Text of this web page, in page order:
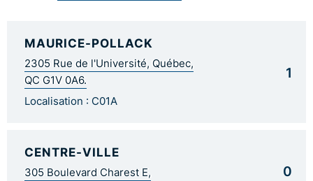
MAURICE-POLLACK
2305 Rue de l'Université, Québec,
QC G1V 0A6.
Localisation : C01A
1
CENTRE-VILLE
305 Boulevard Charest E,
0